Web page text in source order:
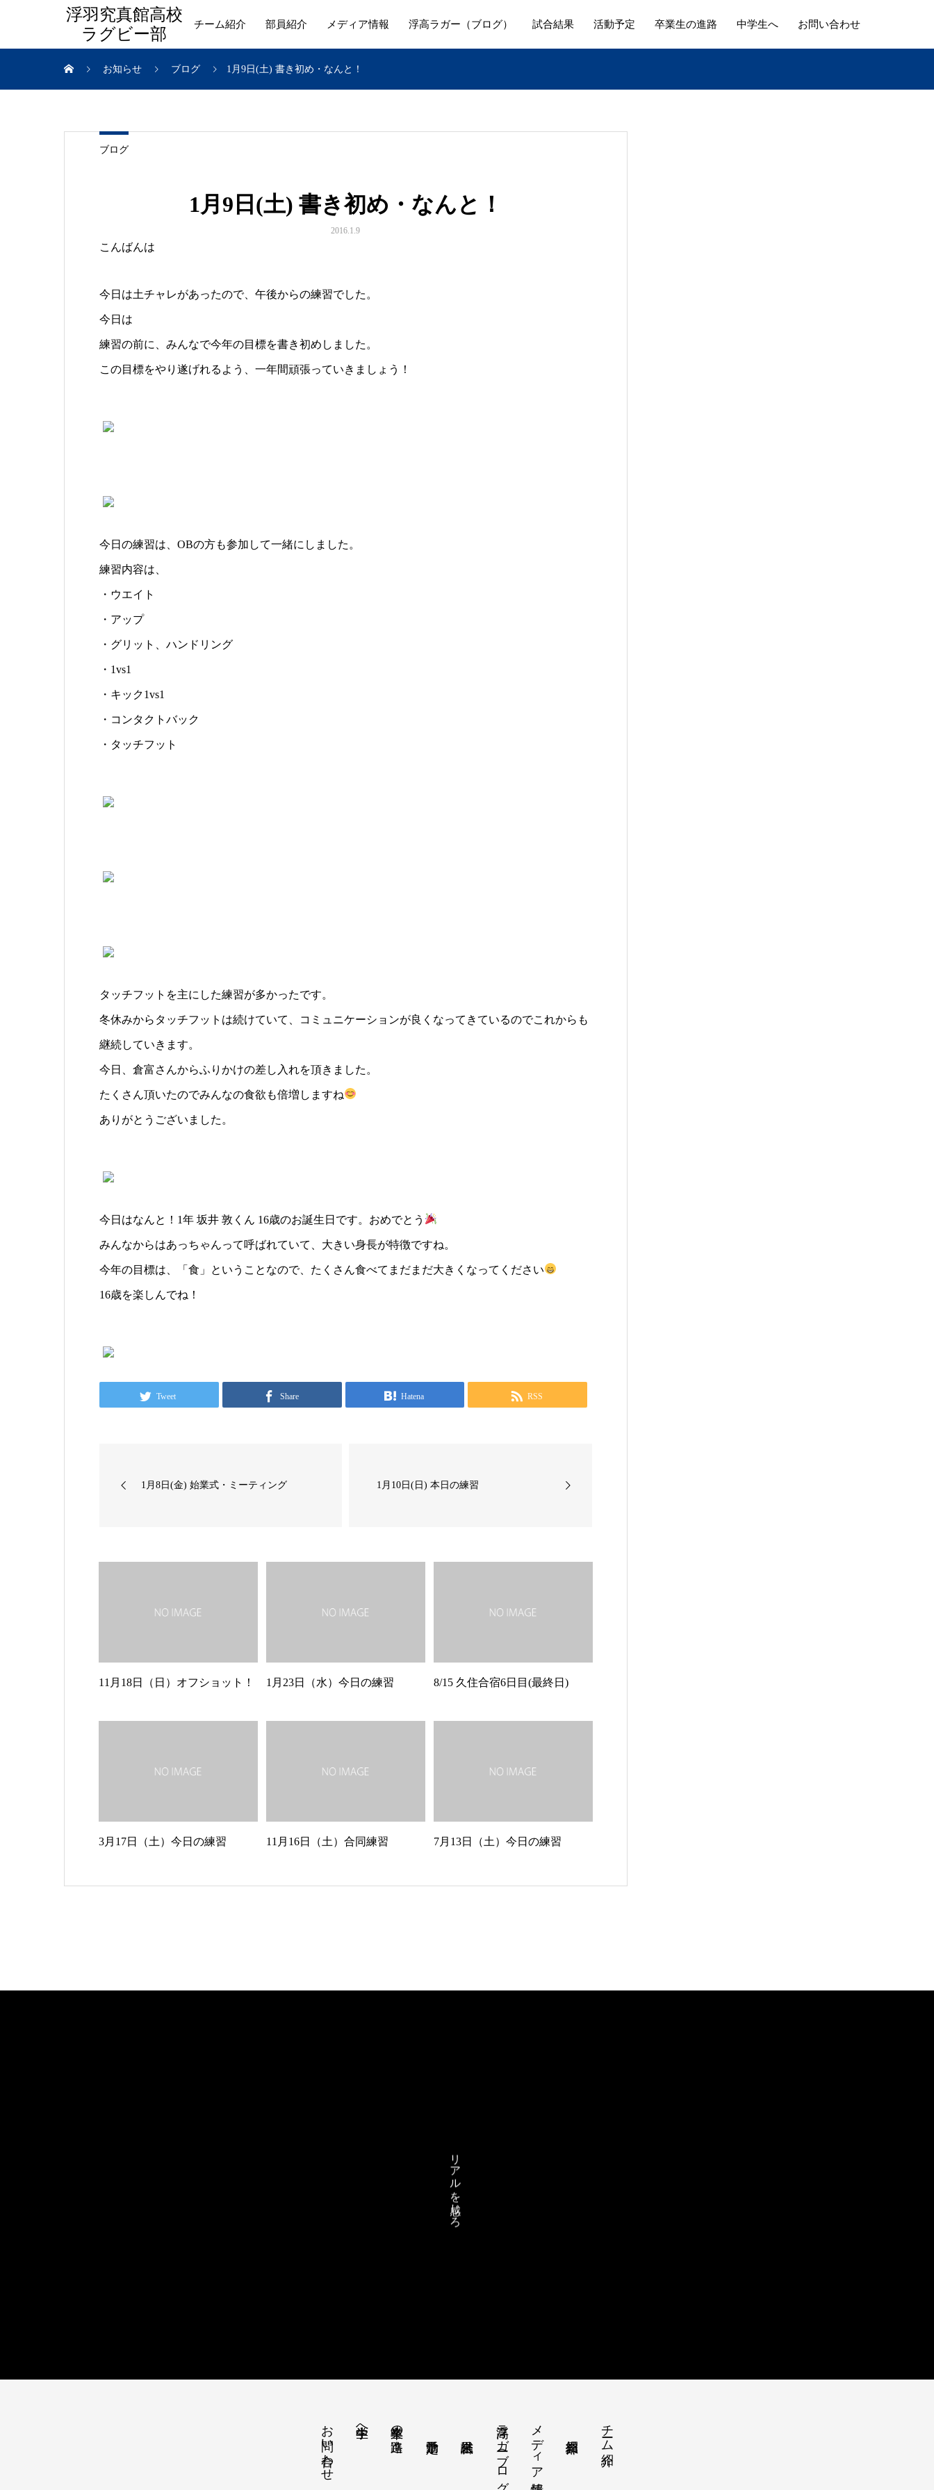
浮羽究真館高校
ラグビー部
チーム紹介 部員紹介 メディア情報 浮高ラガー（ブログ） 試合結果 活動予定 卒業生の進路 中学生へ お問い合わせ
お知らせ ブログ 1月9日(土) 書き初め・なんと！
ブログ
1月9日(土) 書き初め・なんと！
2016.1.9
こんばんは
今日は土チャレがあったので、午後からの練習でした。
今日は
練習の前に、みんなで今年の目標を書き初めしました。
この目標をやり遂げれるよう、一年間頑張っていきましょう！
今日の練習は、OBの方も参加して一緒にしました。
練習内容は、
・ウエイト
・アップ
・グリット、ハンドリング
・1vs1
・キック1vs1
・コンタクトバック
・タッチフット
タッチフットを主にした練習が多かったです。
冬休みからタッチフットは続けていて、コミュニケーションが良くなってきているのでこれからも
継続していきます。
今日、倉富さんからふりかけの差し入れを頂きました。
たくさん頂いたのでみんなの食欲も倍増しますね
ありがとうございました。
今日はなんと！1年 坂井 敦くん 16歳のお誕生日です。おめでとう
みんなからはあっちゃんって呼ばれていて、大きい身長が特徴ですね。
今年の目標は、「食」ということなので、たくさん食べてまだまだ大きくなってください
16歳を楽しんでね！
Tweet Share Hatena RSS
1月8日(金) 始業式・ミーティング 1月10日(日) 本日の練習
11月18日（日）オフショット！ 1月23日（水）今日の練習 8/15 久住合宿6日目(最終日)
3月17日（土）今日の練習 11月16日（土）合同練習 7月13日（土）今日の練習
リアルを感じろ
チーム紹介
メディア情報
浮高ラガー（ブログ）
卒業生の進路
中学生へ
お問い合わせ